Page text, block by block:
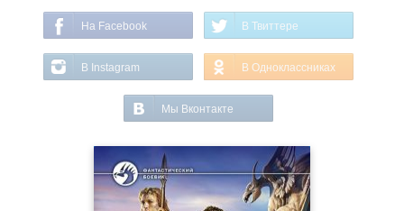
На Facebook В Твиттере
В Instagram В Одноклассниках
Мы Вконтакте